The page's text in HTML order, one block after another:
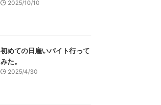
2025/10/10
初めての日雇いバイト行って
みた。
2025/4/30